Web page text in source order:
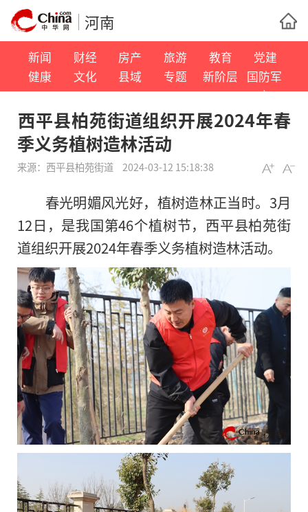
河南
新闻 财经 房产 旅游 教育
党建
健康
文化 县域 专题 新阶层
国防军
事
​西平县柏苑街道组织开展2024年春
季义务植树造林活动
来源： ​西平县柏苑街道 2024-03-12 15:18:38
春光明媚风光好，植树造林正当时。3月
12日，是我国第46个植树节，西平县柏苑街
道组织开展2024年春季义务植树造林活动。